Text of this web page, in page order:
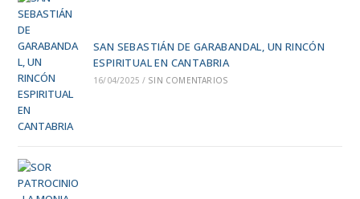
SAN SEBASTIÁN DE GARABANDAL, UN RINCÓN
ESPIRITUAL EN CANTABRIA
16/04/2025 / SIN COMENTARIOS